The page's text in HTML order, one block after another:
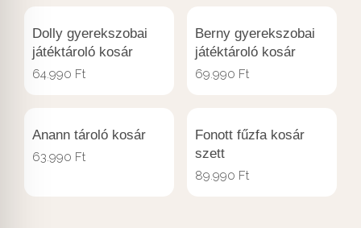
Dolly gyerekszobai
játéktároló kosár
64.990 Ft
Berny gyerekszobai
játéktároló kosár
69.990 Ft
Anann tároló kosár
63.990 Ft
Fonott fűzfa kosár
szett
89.990 Ft